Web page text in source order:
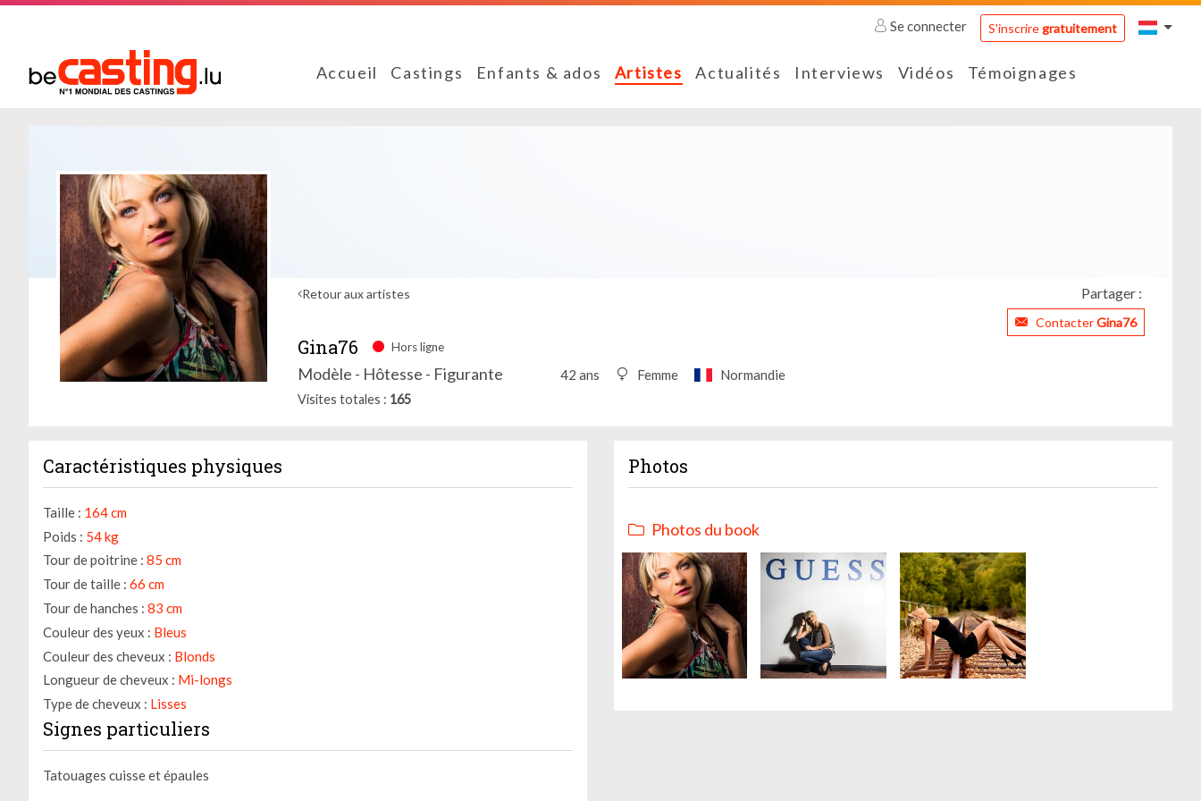
Se connecter S'inscriregratuitement
Accueil Castings Enfants & ados Artistes Actualités Interviews Vidéos Témoignages
Retour aux artistes Partager :
ContacterGina76
Gina76 Hors ligne
Modèle - Hôtesse - Figurante 42 ans Femme Normandie
Visites totales 165
Caractéristiques physiques
Taille : 164 cm
Poids : 54 kg
Tour de poitrine : 85 cm
Tour de taille : 66 cm
Tour de hanches : 83 cm
Couleur des yeux : Bleus
Couleur des cheveux : Blonds
Longueur de cheveux : Mi-longs
Type de cheveux : Lisses
Signes particuliers
Tatouages cuisse et épaules
Photos
Photos du book